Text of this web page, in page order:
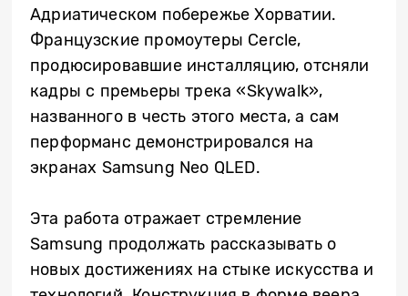
Адриатическом побережье Хорватии.
Французские промоутеры Cercle,
продюсировавшие инсталляцию, отсняли
кадры с премьеры трека «Skywalk»,
названного в честь этого места, а сам
перформанс демонстрировался на
экранах Samsung Neo QLED.
Эта работа отражает стремление
Samsung продолжать рассказывать о
новых достижениях на стыке искусства и